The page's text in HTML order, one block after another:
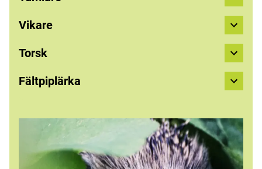
Vikare
Torsk
Fältpiplärka